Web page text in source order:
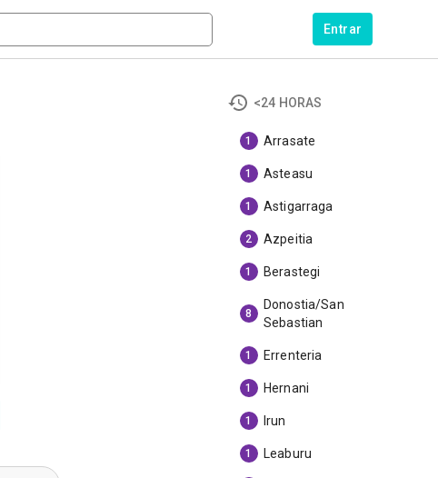
Entrar
<24 HORAS
1 Arrasate
1 Asteasu
1 Astigarraga
2 Azpeitia
1 Berastegi
8
Donostia/San
Sebastian
1 Errenteria
1 Hernani
1 Irun
1 Leaburu